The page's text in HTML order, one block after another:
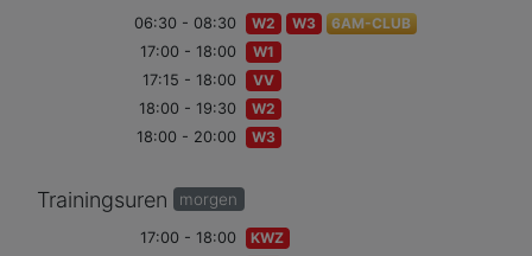
06:30 - 08:30 W2 W3
6AM-CLUB
17:00 - 18:00
W1
17:15 - 18:00
VV
18:00 - 19:30
W2
18:00 - 20:00
W3
Trainingsuren morgen
17:00 - 18:00
KWZ